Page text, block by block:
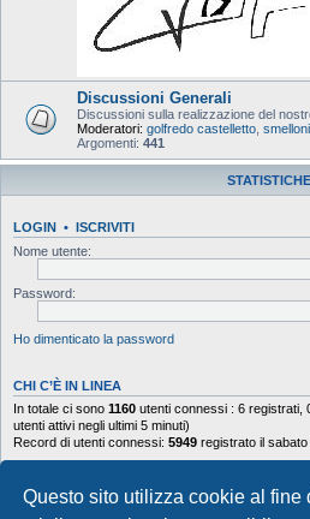
Questo sito utilizza cookie al fine
Discussioni Generali
Discussioni sulla realizzazione del
Moderatori: golfredo castelletto smelloni
Argomenti: 441
STATISTICHE
LOGIN • ISCRIVITI
Nome utente:
Password:
Ho dimenticato la password
CHI C’È IN LINEA
In totale ci sono 1160 utenti connessi : 6 registrati,
utenti attivi negli ultimi 5 minuti)
Record di utenti connessi: 5949 registrato il
Totale messaggi103644• Totale argomenti 9878•